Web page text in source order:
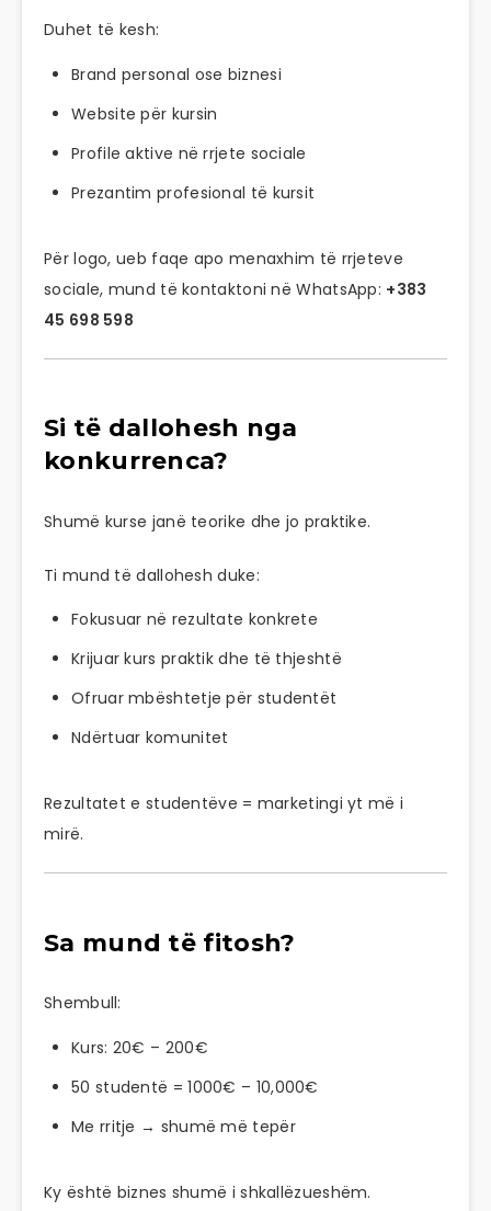
Duhet të kesh:
Brand personal ose biznesi
Website për kursin
Profile aktive në rrjete sociale
Prezantim profesional të kursit
Për logo, ueb faqe apo menaxhim të rrjeteve
sociale, mund të kontaktoni në WhatsApp: +383
45 698 598
Si të dallohesh nga
konkurrenca?
Shumë kurse janë teorike dhe jo praktike.
Ti mund të dallohesh duke:
Fokusuar në rezultate konkrete
Krijuar kurs praktik dhe të thjeshtë
Ofruar mbështetje për studentët
Ndërtuar komunitet
Rezultatet e studentëve = marketingi yt më i
mirë.
Sa mund të fitosh?
Shembull:
Kurs: 20€ – 200€
50 studentë = 1000€ – 10,000€
Me rritje → shumë më tepër
Ky është biznes shumë i shkallëzueshëm.